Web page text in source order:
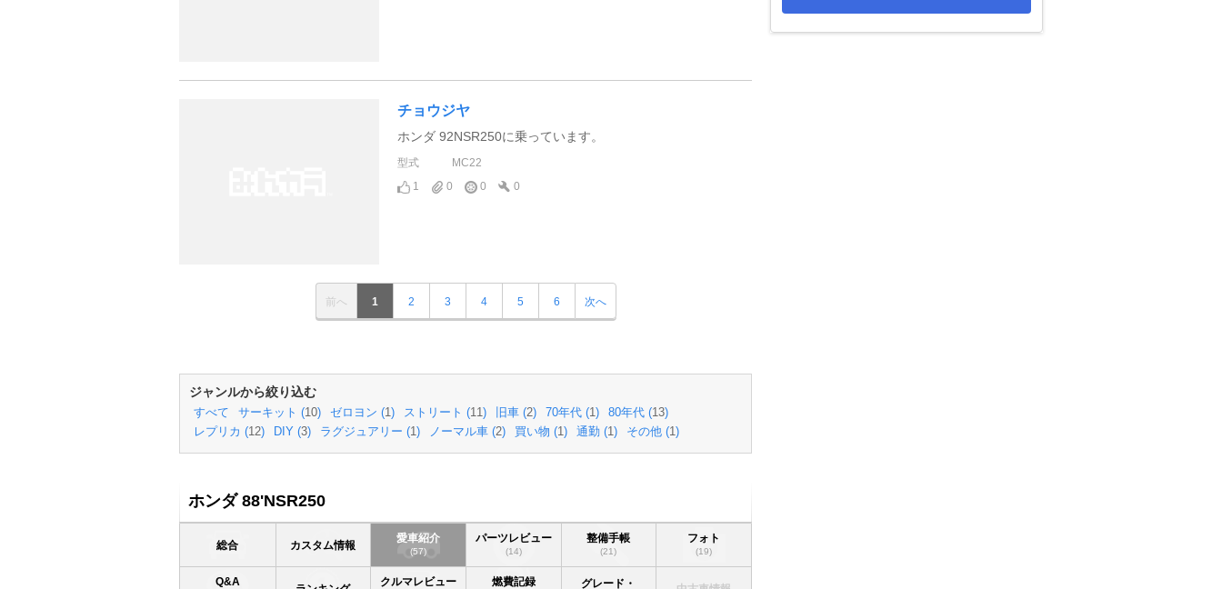
チョウジヤ
ホンダ 92NSR250に乗っています。
型式
MC22
1
0 0 0
前へ 1 2 3 4 5 6 次へ
ジャンルから絞り込む
すべて サーキット (10) ゼロヨン (1) ストリート (11) 旧車 (2) 70年代 (1) 80年代 (13)
レプリカ (12) DIY (3) ラグジュアリー (1) ノーマル車 (2) 買い物 (1) 通勤 (1) その他 (1)
ホンダ 88'NSR250
総合 カスタム情報
愛車紹介
(57)
パーツレビュー
(14)
整備手帳
(21)
フォト
(19)
Q&A クルマレビュー 燃費記録
グレード・